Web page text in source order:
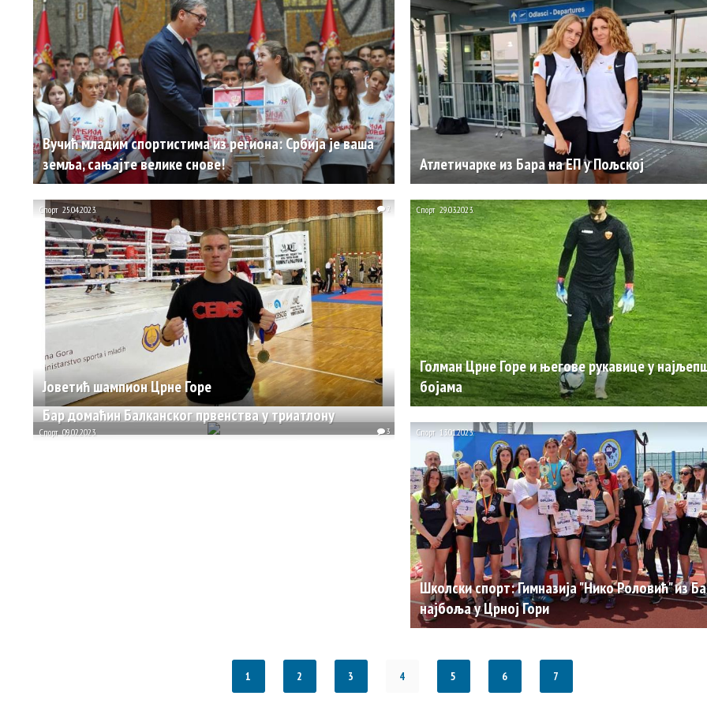
Вучић младим спортистима из региона: Србија је ваша
земља, сањајте велике снове!
Атлетичарке из Бара на ЕП у Пољској
Јоветић шампион Црне Горе
Спорт 25.04.2023. 2
Голман Црне Горе и његове рукавице у
бојама
Спорт 29.03.2023.
Бар домаћин Балканског првенства у триатлону
Спорт 09.02.2023. 3
Школски спорт: Гимназија "Нико Роловић" из
најбоља у Црној Гори
Спорт 13.01.2023.
1 2 3 4 5 6 7